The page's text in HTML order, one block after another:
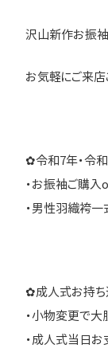
沢山新作お振袖
お気軽にご来
✿令和7年・令
・お振袖ご購入
・男性羽織袴一
✿成人式お持ち
・小物変更で大
・成人式当日